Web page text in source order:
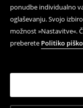
ponudbe individualno
oglaševanju. Svojo
možnost »Nastavitve«.
preberete Politiko